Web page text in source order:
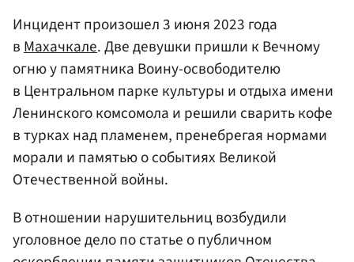
Инцидент произошел 3 июня 2023 года
вМахачкале. Две девушки пришли к Вечному
огню у памятника Воину-освободителю
в Центральном парке культуры и отдыха имени
Ленинского комсомола и решили сварить кофе
в турках над пламенем, пренебрегая нормами
морали и памятью о событиях Великой
Отечественной войны.
В отношении нарушительниц возбудили
уголовное дело по статье о публичном